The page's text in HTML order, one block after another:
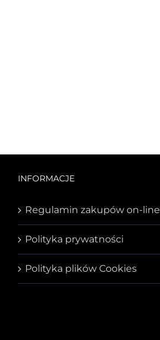
INFORMACJE
Regulamin zakupów on-line
Polityka prywatności
Polityka plików Cookies